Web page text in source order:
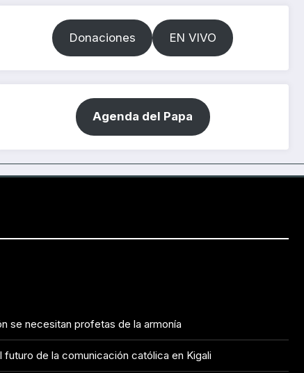
Donaciones EN VIVO
Agenda del Papa
se necesitan profetas de la armonía
futuro de la comunicación católica en Kigali